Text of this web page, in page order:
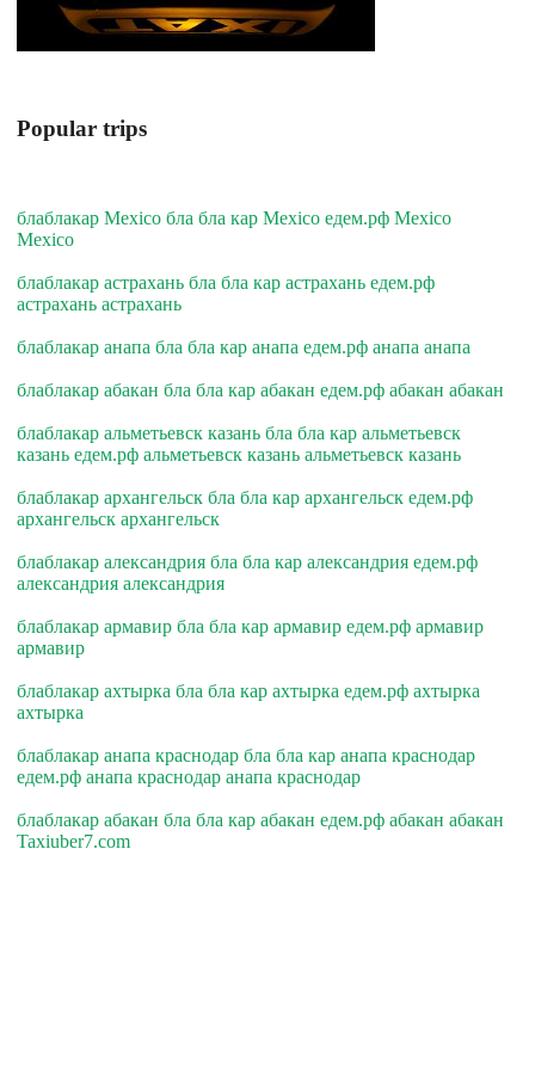
Popular trips
блаблакар Mexico бла бла кар Mexico едем.рф Mexico
Mexico
блаблакар астрахань бла бла кар астрахань едем.рф
астрахань астрахань
блаблакар анапа бла бла кар анапа едем.рф анапа анапа
блаблакар абакан бла бла кар абакан едем.рф абакан абакан
блаблакар альметьевск казань бла бла кар альметьевск
казань едем.рф альметьевск казань альметьевск казань
блаблакар архангельск бла бла кар архангельск едем.рф
архангельск архангельск
блаблакар александрия бла бла кар александрия едем.рф
александрия александрия
блаблакар армавир бла бла кар армавир едем.рф армавир
армавир
блаблакар ахтырка бла бла кар ахтырка едем.рф ахтырка
ахтырка
блаблакар анапа краснодар бла бла кар анапа краснодар
едем.рф анапа краснодар анапа краснодар
блаблакар абакан бла бла кар абакан едем.рф абакан абакан
Taxiuber7.com